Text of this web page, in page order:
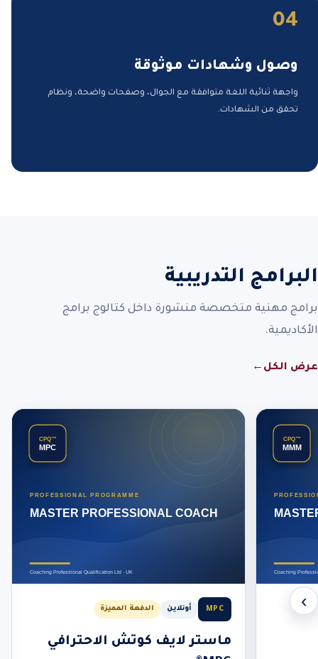
04
وصول وشهادات موثوقة
واجهة ثنائية اللغة متوافقة مع الجوال، وصفحات واضحة، ونظام
تحقق من الشهادات.
البرامج التدريبية
برامج مهنية متخصصة منشورة داخل كتالوج برامج
الأكاديمية.
عرض الكل ←
‹
MPC أونلاين الدفعة المميزة
ماستر لايف كوتش الاحترافي
›